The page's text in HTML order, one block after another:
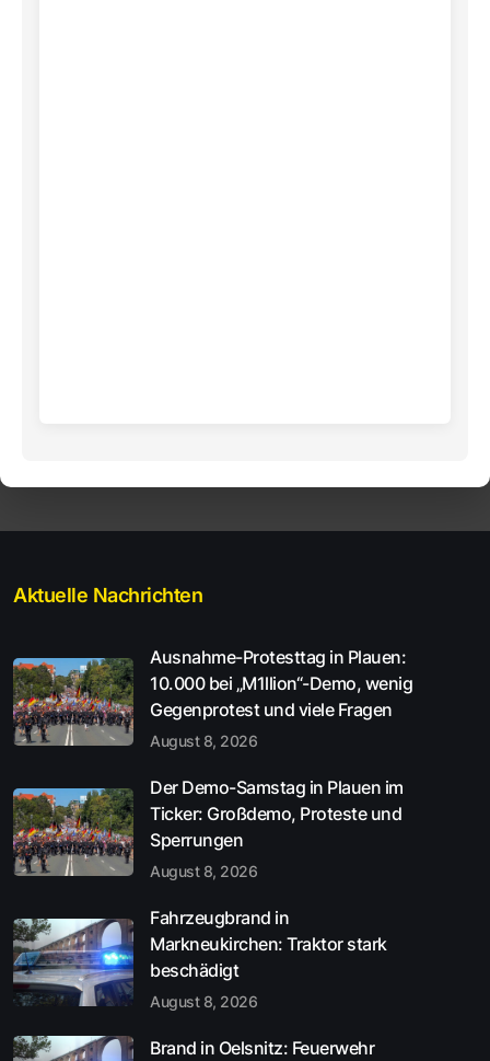
Aktuelle Nachrichten
Ausnahme-Protesttag in Plauen:
10.000 bei „M1llion“-Demo, wenig
Gegenprotest und viele Fragen
August 8, 2026
Der Demo-Samstag in Plauen im
Ticker: Großdemo, Proteste und
Sperrungen
August 8, 2026
Fahrzeugbrand in
Markneukirchen: Traktor stark
beschädigt
August 8, 2026
Brand in Oelsnitz: Feuerwehr